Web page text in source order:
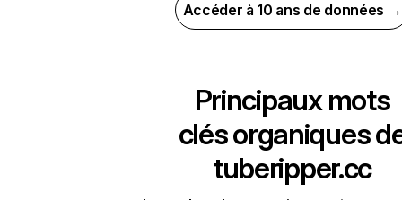
Accéder à 10 ans de données →
Principaux mots
clés organiques
tuberipper.cc